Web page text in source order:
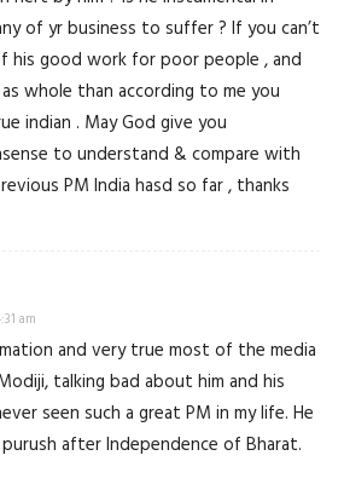
of yr business to suffer ? If you can’t
his good work for poor people , and
whole than according to me you
indian . May God give you
to understand & compare with
PM India hasd so far , thanks
am
and very true most of the media
talking bad about him and his
seen such a great PM in my life. He
purush after Independence of Bharat.